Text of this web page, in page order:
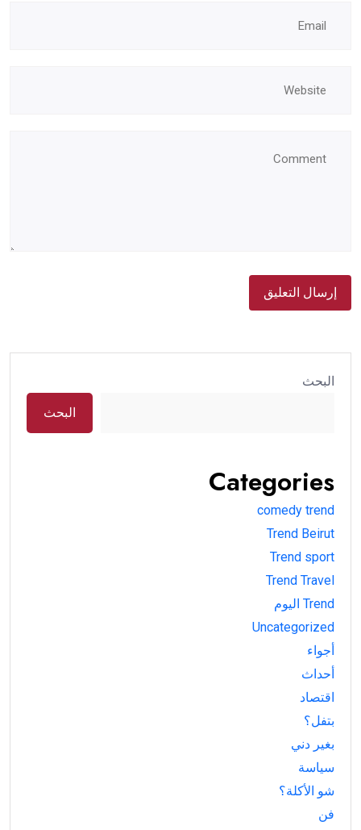
البحث
البحث
Categories
comedy trend
Trend Beirut
Trend sport
Trend Travel
Trend اليوم
Uncategorized
أجواء
أحداث
اقتصاد
بتفل؟
بغير دني
سياسة
شو الأكلة؟
فن